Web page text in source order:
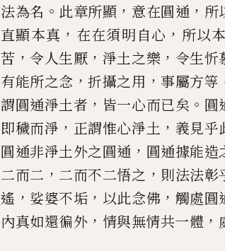
法為名 。 此章所顯 ， 意在圓通 ， 所
直顯本真 ， 在在須明自心 ， 所以
苦 ，令人生厭 ， 淨土之樂 ， 令生忻
有能所之念 ，折攝之用 ，事屬方等
謂圓通淨土者 ， 皆一心而已矣 。 圓
即穢而淨 ， 正謂惟心淨土 ， 義見乎
圓通非淨土外之圓通 ， 圓通據能造
二而二 ， 二而不二悟之 ， 則法法彰
遙 ， 娑婆不垢 ， 以此念佛 ， 觸處圓
內真如還徧外 ， 情與無情共一體 ，